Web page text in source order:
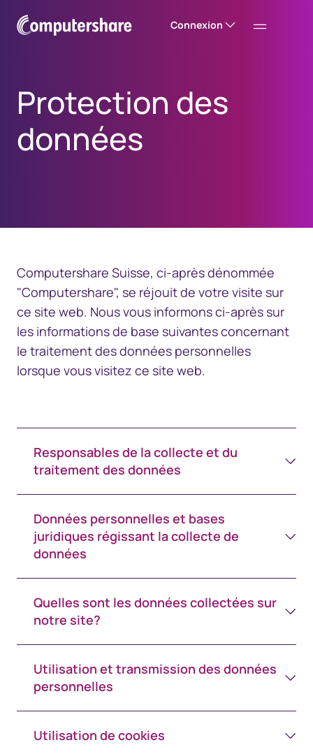
Connexion
Protection des
données
Computershare Suisse, ci-après dénommée
"Computershare", se réjouit de votre visite sur
ce site web. Nous vous informons ci-après sur
les informations de base suivantes concernant
le traitement des données personnelles
lorsque vous visitez ce site web.
Responsables de la collecte et du
traitement des données
Données personnelles et bases
juridiques régissant la collecte de
données
Quelles sont les données collectées sur
notre site?
Utilisation et transmission des données
personnelles
Utilisation de cookies